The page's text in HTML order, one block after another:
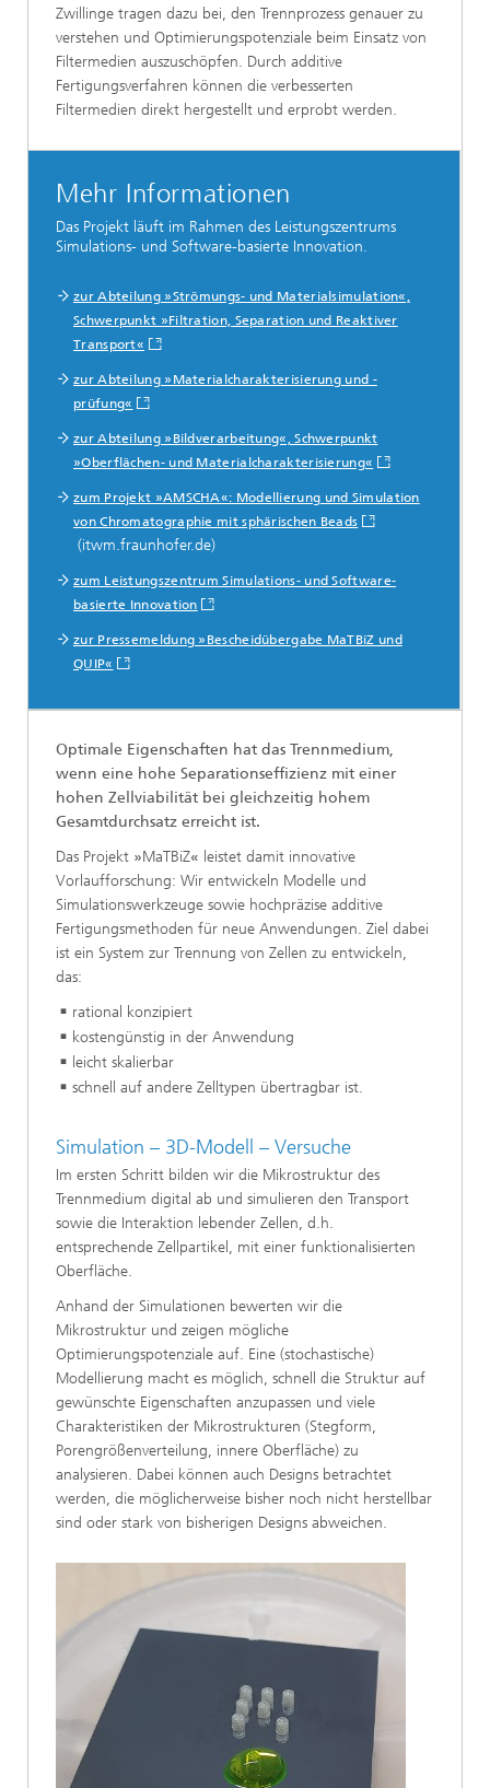
Zwillinge tragen dazu bei, den Trennprozess genauer zu
verstehen und Optimierungspotenziale beim Einsatz von
Filtermedien auszuschöpfen. Durch additive
Fertigungsverfahren können die verbesserten
Filtermedien direkt hergestellt und erprobt werden.
Mehr Informationen
Das Projekt läuft im Rahmen des Leistungszentrums
Simulations- und Software-basierte Innovation.
zur Abteilung »Strömungs- und Materialsimulation«,
Schwerpunkt »Filtration, Separation und Reaktiver
Transport«
zur Abteilung »Materialcharakterisierung und -
prüfung«
zur Abteilung »Bildverarbeitung«, Schwerpunkt
»Oberflächen- und Materialcharakterisierung«
zum Projekt »AMSCHA«: Modellierung und Simulation
von Chromatographie mit sphärischen Beads
(itwm.fraunhofer.de)
zum Leistungszentrum Simulations- und Software-
basierte Innovation
zur Pressemeldung »Bescheidübergabe MaTBiZ und
QUIP«
Optimale Eigenschaften hat das Trennmedium,
wenn eine hohe Separationseffizienz mit einer
hohen Zellviabilität bei gleichzeitig hohem
Gesamtdurchsatz erreicht ist.
Das Projekt »MaTBiZ« leistet damit innovative
Vorlaufforschung: Wir entwickeln Modelle und
Simulationswerkzeuge sowie hochpräzise additive
Fertigungsmethoden für neue Anwendungen. Ziel dabei
ist ein System zur Trennung von Zellen zu entwickeln,
das:
rational konzipiert
kostengünstig in der Anwendung
leicht skalierbar
schnell auf andere Zelltypen übertragbar ist.
Simulation – 3D-Modell – Versuche
Im ersten Schritt bilden wir die Mikrostruktur des
Trennmedium digital ab und simulieren den Transport
sowie die Interaktion lebender Zellen, d.h.
entsprechende Zellpartikel, mit einer funktionalisierten
Oberfläche.
Anhand der Simulationen bewerten wir die
Mikrostruktur und zeigen mögliche
Optimierungspotenziale auf. Eine (stochastische)
Modellierung macht es möglich, schnell die Struktur auf
gewünschte Eigenschaften anzupassen und viele
Charakteristiken der Mikrostrukturen (Stegform,
Porengrößenverteilung, innere Oberfläche) zu
analysieren. Dabei können auch Designs betrachtet
werden, die möglicherweise bisher noch nicht herstellbar
sind oder stark von bisherigen Designs abweichen.